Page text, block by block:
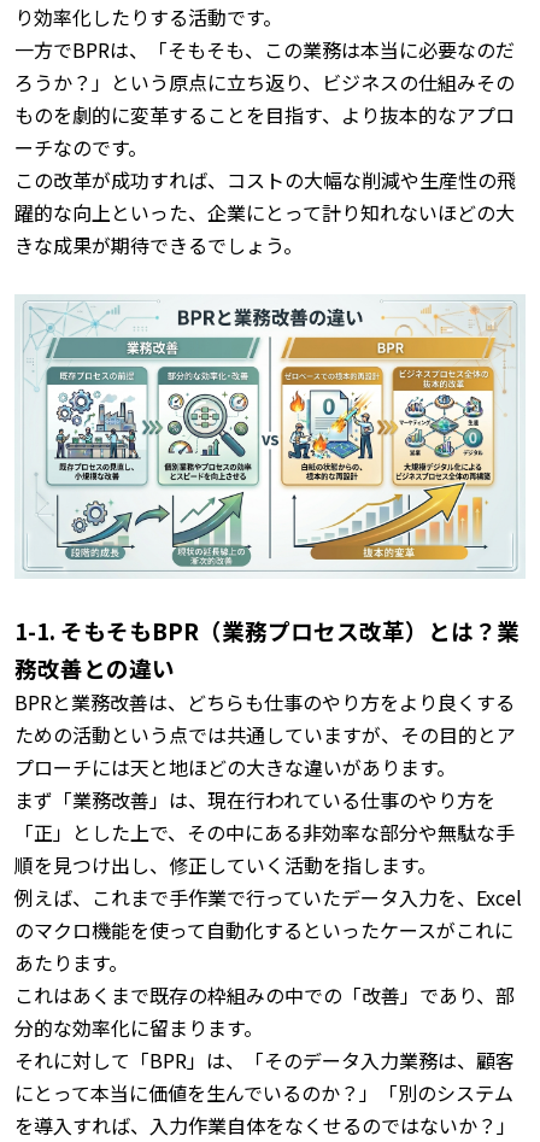
り効率化したりする活動です。
一方でBPRは、「そもそも、この業務は本当に必要なのだ
ろうか？」という原点に立ち返り、ビジネスの仕組みその
ものを劇的に変革することを目指す、より抜本的なアプロ
ーチなのです。
この改革が成功すれば、コストの大幅な削減や生産性の飛
躍的な向上といった、企業にとって計り知れないほどの大
きな成果が期待できるでしょう。
1-1. そもそもBPR（業務プロセス改革）とは？業
務改善との違い
BPRと業務改善は、どちらも仕事のやり方をより良くする
ための活動という点では共通していますが、その目的とア
プローチには天と地ほどの大きな違いがあります。
まず「業務改善」は、現在行われている仕事のやり方を
「正」とした上で、その中にある非効率な部分や無駄な手
順を見つけ出し、修正していく活動を指します。
例えば、これまで手作業で行っていたデータ入力を、Excel
のマクロ機能を使って自動化するといったケースがこれに
あたります。
これはあくまで既存の枠組みの中での「改善」であり、部
分的な効率化に留まります。
それに対して「BPR」は、「そのデータ入力業務は、顧客
にとって本当に価値を生んでいるのか？」「別のシステム
を導入すれば、入力作業自体をなくせるのではないか？」